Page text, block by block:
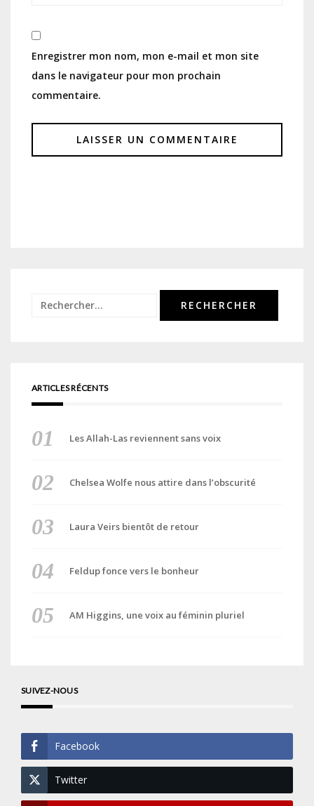
Enregistrer mon nom, mon e-mail et mon site
dans le navigateur pour mon prochain
commentaire.
Rechercher :
ARTICLES RÉCENTS
Les Allah-Las reviennent sans voix
Chelsea Wolfe nous attire dans l’obscurité
Laura Veirs bientôt de retour
Feldup fonce vers le bonheur
AM Higgins, une voix au féminin pluriel
SUIVEZ-NOUS
Facebook
Twitter